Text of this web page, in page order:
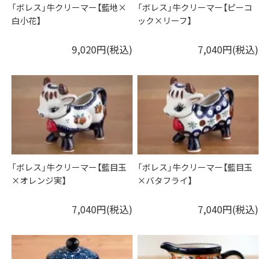
「ボレス」牛クリーマー【藍地×
白小花】
9,020円(税込)
「ボレス」牛クリーマー【ピーコ
ック×リーフ】
7,040円(税込)
「ボレス」牛クリーマー【藍目玉
×オレンジ実】
7,040円(税込)
「ボレス」牛クリーマー【藍目玉
×バタフライ】
7,040円(税込)